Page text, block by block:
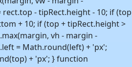
- tipRect.height - 10; if (top
+ 10; if (top + tipRect.height >
vh - margin -
= Math.round(left) + 'px';
+ 'px'; } function